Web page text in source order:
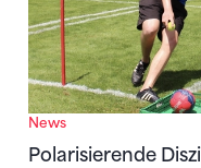
News
Polarisierende